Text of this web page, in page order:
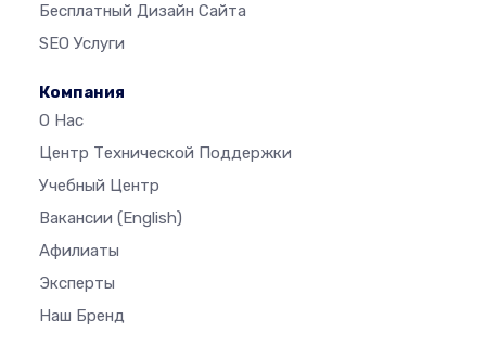
Бесплатный Дизайн Сайта
SEO Услуги
Компания
О Нас
Центр Технической Поддержки
Учебный Центр
Вакансии (English)
Афилиаты
Эксперты
Наш Бренд